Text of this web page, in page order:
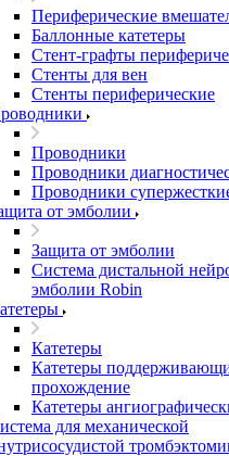
Периферические
Баллонные катетеры
Стент-графты
Стенты для вен
Стенты периферические
Проводники
Проводники
Проводники
от эмболии
Защита от эмболии
Cистема дистальной
эмболии Robin
Катетеры
Катетеры
прохождение
Катетеры
для механической